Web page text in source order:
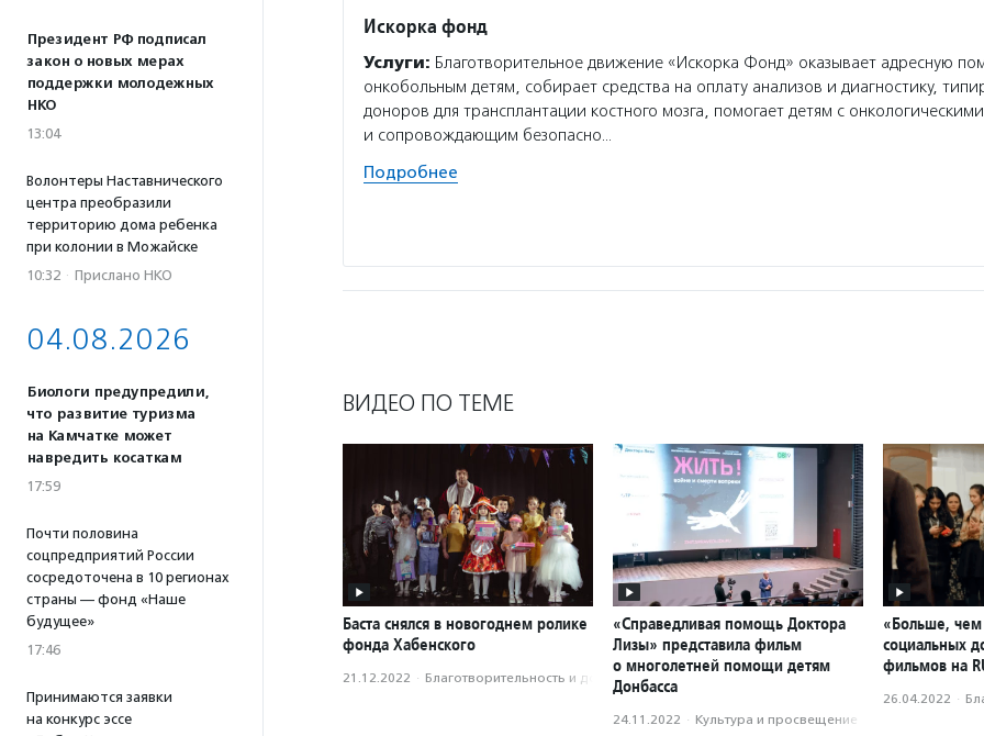
Президент РФ подписал
закон о новых мерах
поддержки молодежных
НКО
13:04
Волонтеры Наставнического
центра преобразили
территорию дома ребенка
при колонии в Можайске
10:32 · Прислано НКО
04.08.2026
Биологи предупредили,
что развитие туризма
на Камчатке может
навредить косаткам
17:59
Почти половина
соцпредприятий России
сосредоточена в 10 регионах
страны — фонд «Наше
будущее»
17:46
Принимаются заявки
на конкурс эссе
Искорка фонд
Услуги: Благотворительное движение «Искорка Фонд» оказывает адресную
онкобольным детям, собирает средства на оплату анализов и диагностику,
доноров для трансплантации костного мозга, помогает детям с
и сопровождающим безопасно…
Подробнее
ВИДЕО ПО ТЕМЕ
Баста снялся в новогоднем ролике
фонда Хабенского
21.12.2022 · Благотвори­тель­ность и доброволь­чест­во
«Справедливая помощь Доктора
Лизы» представила фильм
о многолетней помощи детям
Донбасса
24.11.2022 · Культура и просвещение
«Больше, чем
социальных
фильмов на
26.04.2022 ·